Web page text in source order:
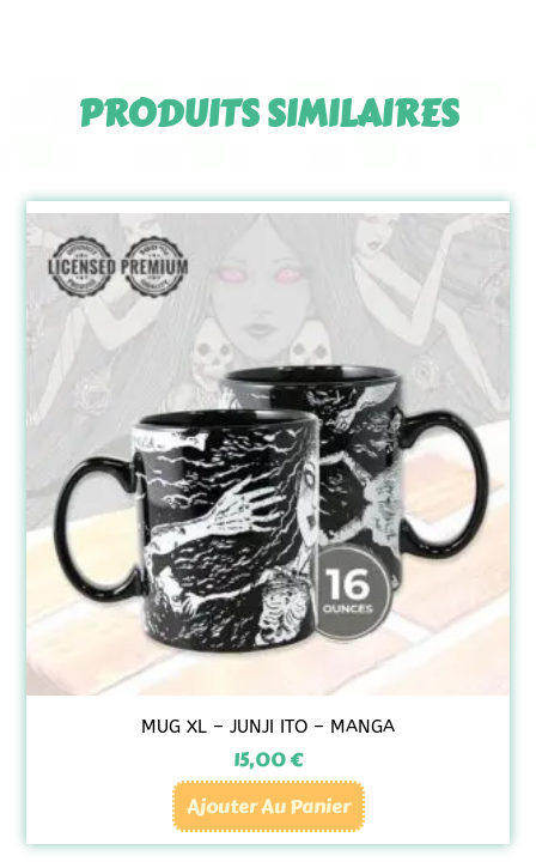
PRODUITS SIMILAIRES
MUG XL – JUNJI ITO – MANGA
15,00€
Ajouter Au Panier